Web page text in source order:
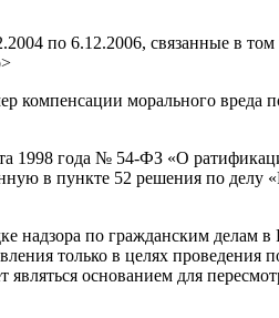
по 6.12.2006, связанные в том
компенсации морального вреда
1998 года № 54-ФЗ «О
в пункте 52 решения по делу
надзора по гражданским делам в
только в целях проведения
основанием для